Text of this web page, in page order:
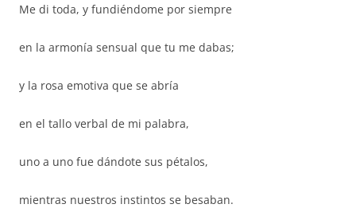
Me di toda, y fundiéndome por siempre
en la armonía sensual que tu me dabas;
y la rosa emotiva que se abría
en el tallo verbal de mi palabra,
uno a uno fue dándote sus pétalos,
mientras nuestros instintos se besaban.